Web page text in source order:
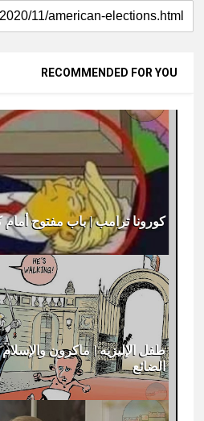
RECOMMENDED FOR YOU
كورونا ترامب | باب مفتوح أمام
طفل الإليزيه | ماكرون
الضائع